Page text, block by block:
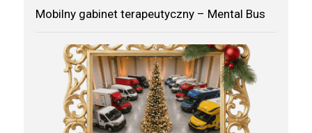
Mobilny gabinet terapeutyczny – Mental Bus